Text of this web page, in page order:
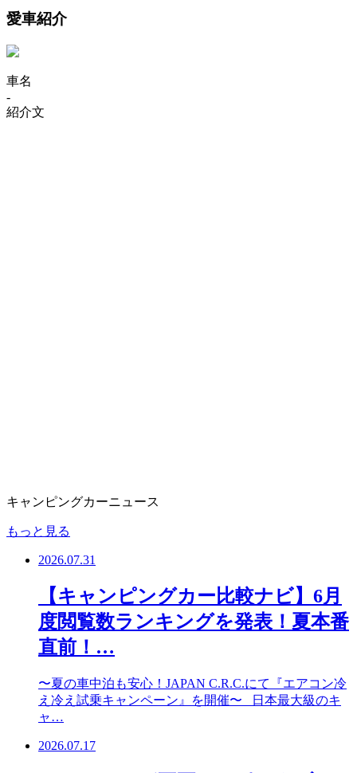
愛車紹介
車名
-
紹介文
キャンピングカーニュース
もっと見る
2026.07.31
【キャンピングカー比較ナビ】6月
度閲覧数ランキングを発表！夏本番
直前！…
〜夏の車中泊も安心！JAPAN C.R.C.にて『エアコン冷
え冷え試乗キャンペーン』を開催〜 日本最大級のキ
ャ…
2026.07.17